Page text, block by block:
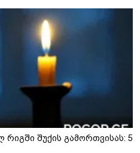
შუქის გამორთვისას: 5